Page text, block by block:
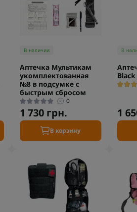
В наличии
Аптечка Мультикам
укомплектованная
№8 в подсумке с
быстрым сбросом
0
1 730 грн.
В корзину
В
Black
1